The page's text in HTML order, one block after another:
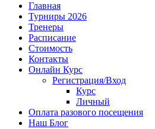
Главная
Турниры 2026
Тренеры
Расписание
Стоимость
Контакты
Онлайн Курс
Регистрация/Вход
Курс
Личный
Оплата разового посещения
Наш Блог